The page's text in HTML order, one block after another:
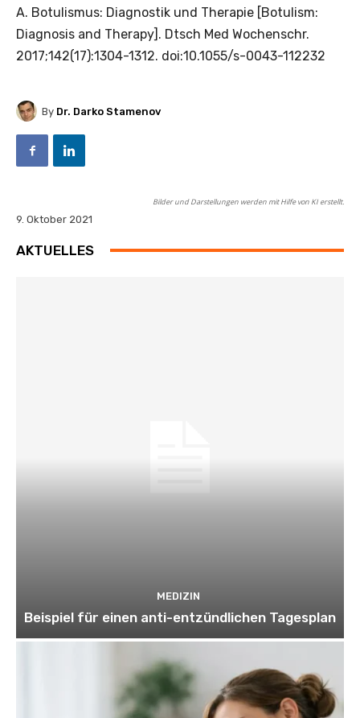
A. Botulismus: Diagnostik und Therapie [Botulism:
Diagnosis and Therapy]. Dtsch Med Wochenschr.
2017;142(17):1304-1312. doi:10.1055/s-0043-112232
By Dr. Darko Stamenov
Bilder und Darstellungen werden mit Hilfe von KI erstellt.
9. Oktober 2021
AKTUELLES
MEDIZIN
Beispiel für einen anti-entzündlichen Tagesplan